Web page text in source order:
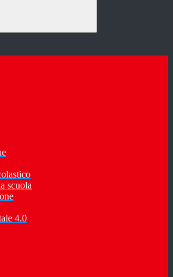
scuola
4.0